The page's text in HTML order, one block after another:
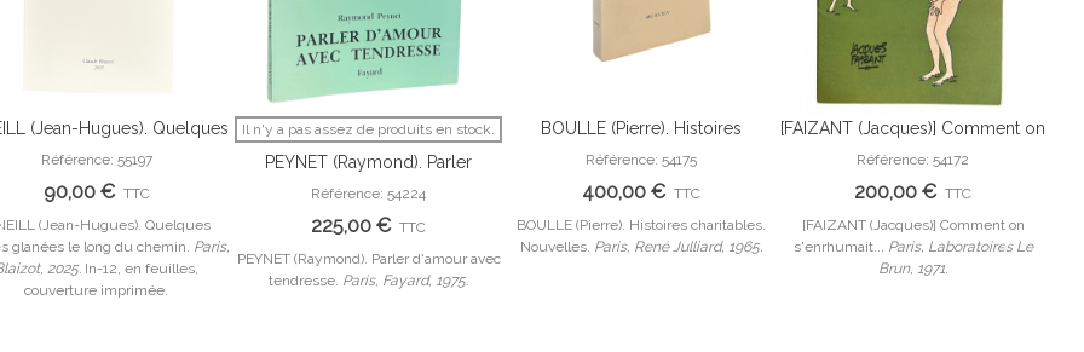
Ajouter Au Panier
(Jean-Hugues). Quelques
pierres glanées le long du
chemin.
Référence: 55197
90,00 € TTC
(Jean-Hugues). Quelques
glanées le long du chemin. Paris,
2025. In-12, en feuilles,
couverture imprimée.
Afficher Plus
Il n'y a pas assez de produits en stock.
PEYNET (Raymond). Parler
d'amour avec tendresse.
Référence: 54224
225,00 € TTC
PEYNET (Raymond). Parler d'amour avec
tendresse. Paris, Fayard, 1975.
Ajouter Au Panier
BOULLE (Pierre). Histoires
charitables. Nouvelles.
Référence: 54175
400,00 € TTC
BOULLE (Pierre). Histoires charitables.
Nouvelles. Paris, René Julliard, 1965.
Ajouter Au Panier
[FAIZANT (Jacques)] Comment on
s'enrhumait... Planches en
couleurs dessinées par Jacques
Faizant.
Référence: 54172
200,00 € TTC
[FAIZANT (Jacques)] Comment on
s'enrhumait... Paris, Laboratoires Le
Brun, 1971.